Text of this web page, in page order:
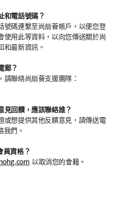
和電話號碼？
號碼連繫至尚扇薈帳戶，以便您登
使用此等資料，以向您傳送關於尚
和最新資訊。
郵？
聯絡尚扇薈支援團隊：
見回饋，應該聯絡誰？
或想提供其他反饋意見，請傳送電
我們。
員資格？
以取消您的會籍。